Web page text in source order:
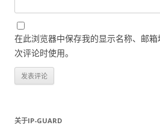
在此浏览器中保存我的显示名称、邮
次评论时使用。
关于IP-GUARD